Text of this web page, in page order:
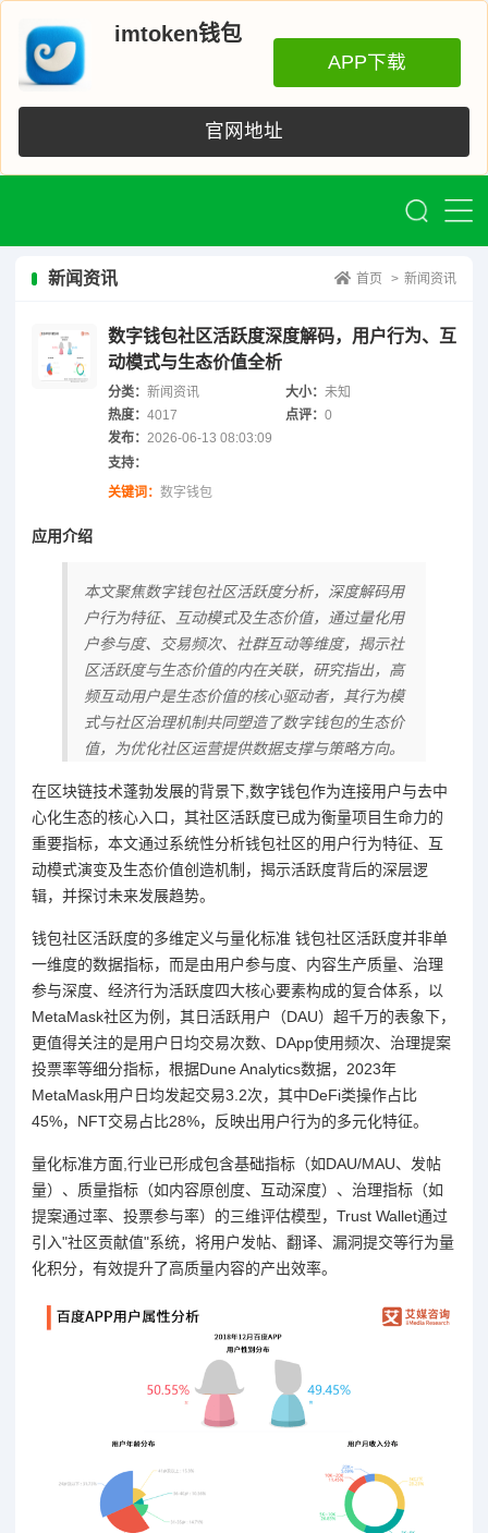
imtoken钱包
APP下载
官网地址
新闻资讯 首页 > 新闻资讯
数字钱包社区活跃度深度解码，用户行为、互
动模式与生态价值全析
分类： 新闻资讯 大小：未知
热度： 4017 点评：0
发布： 2026-06-13 08:03:09
支持：
关键词： 数字钱包
应用介绍
本文聚焦数字钱包社区活跃度分析，深度解码用
户行为特征、互动模式及生态价值，通过量化用
户参与度、交易频次、社群互动等维度，揭示社
区活跃度与生态价值的内在关联，研究指出，高
频互动用户是生态价值的核心驱动者，其行为模
式与社区治理机制共同塑造了数字钱包的生态价
值，为优化社区运营提供数据支撑与策略方向。
在区块链技术蓬勃发展的背景下,数字钱包作为连接用户与去中
心化生态的核心入口，其社区活跃度已成为衡量项目生命力的
重要指标，本文通过系统性分析钱包社区的用户行为特征、互
动模式演变及生态价值创造机制，揭示活跃度背后的深层逻
辑，并探讨未来发展趋势。
钱包社区活跃度的多维定义与量化标准 钱包社区活跃度并非单
一维度的数据指标，而是由用户参与度、内容生产质量、治理
参与深度、经济行为活跃度四大核心要素构成的复合体系，以
MetaMask社区为例，其日活跃用户（DAU）超千万的表象下，
更值得关注的是用户日均交易次数、DApp使用频次、治理提案
投票率等细分指标，根据Dune Analytics数据，2023年
MetaMask用户日均发起交易3.2次，其中DeFi类操作占比
45%，NFT交易占比28%，反映出用户行为的多元化特征。
量化标准方面,行业已形成包含基础指标（如DAU/MAU、发帖
量）、质量指标（如内容原创度、互动深度）、治理指标（如
提案通过率、投票参与率）的三维评估模型，Trust Wallet通过
引入"社区贡献值"系统，将用户发帖、翻译、漏洞提交等行为量
化积分，有效提升了高质量内容的产出效率。